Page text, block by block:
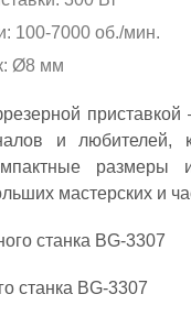
100-7000 об./мин.
Ø8 мм
и любителей,
размеры
мастерских и
станка BG-3307